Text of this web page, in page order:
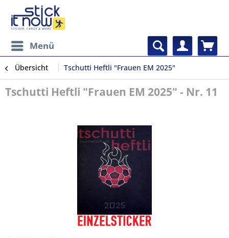
Menü
Übersicht Tschutti Heftli "Frauen EM 2025"
Tschutti Heftli "Frauen EM 2025" - Nr. 11